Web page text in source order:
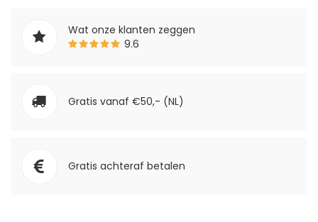
Wat onze klanten zeggen
9.6
Gratis vanaf €50,- (NL)
Gratis achteraf betalen